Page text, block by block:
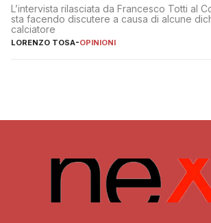
L’intervista rilasciata da Francesco Totti al
sta facendo discutere a causa di alcune
calciatore
LORENZO TOSA-OPINIONI